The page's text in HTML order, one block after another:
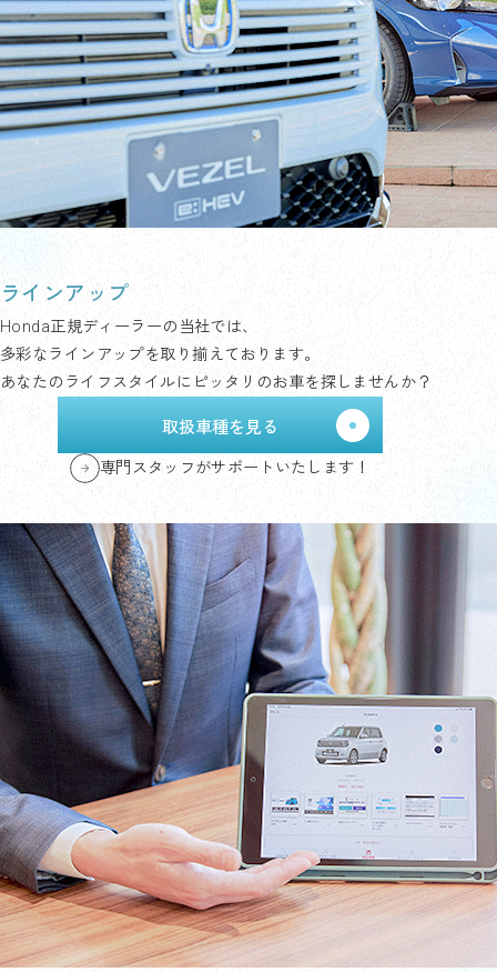
ラインアップ
Honda正規ディーラーの当社では、
多彩なラインアップを取り揃えております。
あなたのライフスタイルにピッタリのお車を探しませんか？
取扱車種を見る
専門スタッフがサポートいたします！